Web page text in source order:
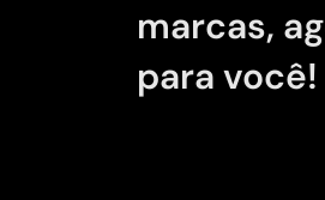
marcas,
para você!